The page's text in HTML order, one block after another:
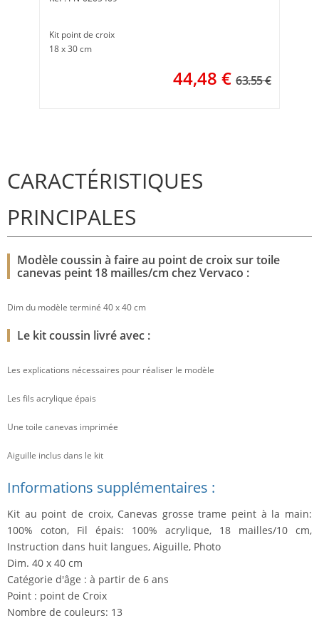
Kit point de croix
18 x 30 cm
44,48 € 63.55 €
CARACTÉRISTIQUES
PRINCIPALES
Modèle coussin à faire au point de croix sur toile
canevas peint 18 mailles/cm chez Vervaco :
Dim du modèle terminé 40 x 40 cm
Le kit coussin livré avec :
Les explications nécessaires pour réaliser le modèle
Les fils acrylique épais
Une toile canevas imprimée
Aiguille inclus dans le kit
Informations supplémentaires :
Kit au point de croix, Canevas grosse trame peint à la main:
100% coton, Fil épais: 100% acrylique, 18 mailles/10 cm,
Instruction dans huit langues, Aiguille, Photo
Dim. 40 x 40 cm
Catégorie d'âge : à partir de 6 ans
Point : point de Croix
Nombre de couleurs: 13